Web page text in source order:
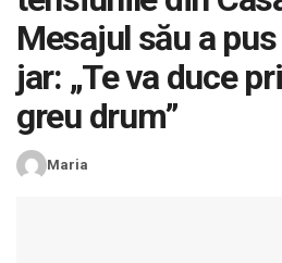
Mesajul său a
jar: „Te va duce
greu drum”
Maria